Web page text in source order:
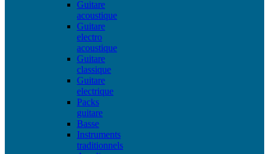
Guitare
acoustique
Guitare
electro
acoustique
Guitare
classique
Guitare
electrique
Packs
guitare
Basse
Instruments
traditionnels